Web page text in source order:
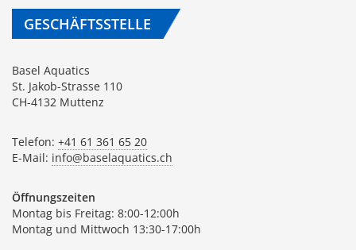
GESCHÄFTSSTELLE
Basel Aquatics
St. Jakob-Strasse 110
CH-4132 Muttenz
Telefon: +41 61 361 65 20
E-Mail: info@baselaquatics.ch
Öffnungszeiten
Montag bis Freitag: 8:00-12:00h
Montag und Mittwoch 13:30-17:00h